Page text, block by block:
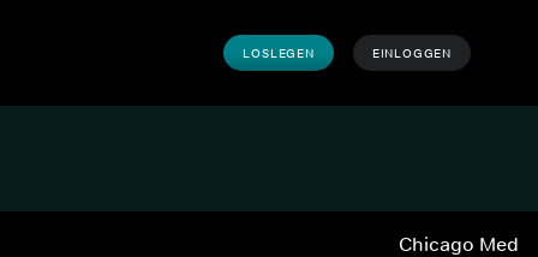
LOSLEGEN EINLOGGEN
Chicago Med